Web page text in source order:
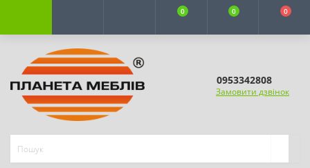
0 0 0
0953342808
Замовити дзвінок